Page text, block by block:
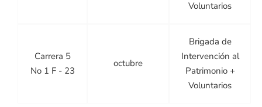
Voluntarios
Carrera 5
No 1 F - 23
octubre
Brigada de
Intervención al
Patrimonio +
Voluntarios